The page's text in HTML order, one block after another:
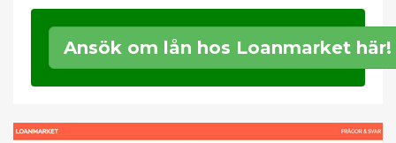
Ansök om lån hos Loanmarket här!